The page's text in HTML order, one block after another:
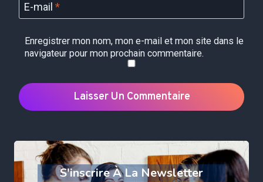
E-mail *
Enregistrer mon nom, mon e-mail et mon site dans le
navigateur pour mon prochain commentaire.
S'inscrire À La Newsletter